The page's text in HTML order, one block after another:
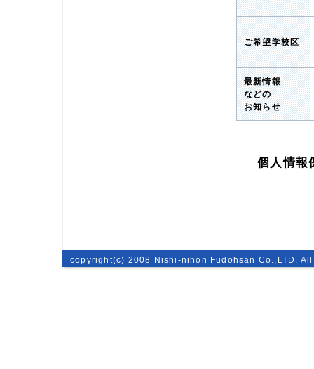
ご希望学校区
最新情報
などの
お知らせ
「個人情報
copyright(c) 2008 Nishi-nihon Fudohsan Co.,LTD.